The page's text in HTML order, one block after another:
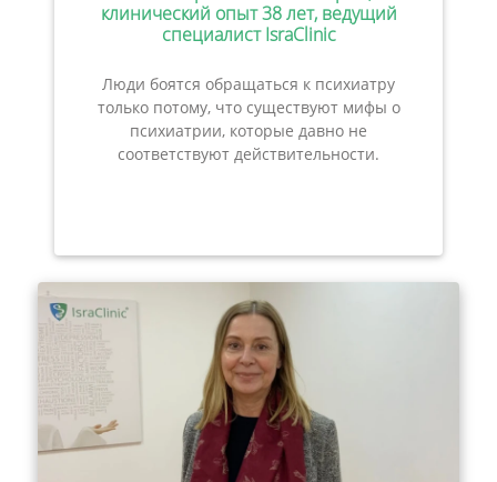
клинический опыт 38 лет, ведущий
специалист IsraClinic
Люди боятся обращаться к психиатру
только потому, что существуют мифы о
психиатрии, которые давно не
соответствуют действительности.